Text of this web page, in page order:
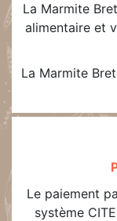
La Marmite
alimentaire et
La Marmite
Le paiement
système